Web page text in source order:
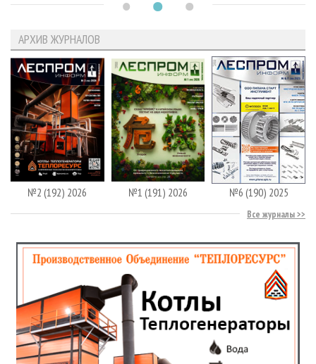
АРХИВ ЖУРНАЛОВ
№2 (192) 2026 №1 (191) 2026 №6 (190) 2025
Все журналы